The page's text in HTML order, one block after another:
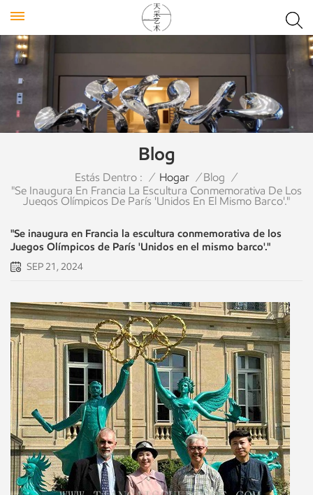
Blog
Estás Dentro : / Hogar / Blog /
"Se Inaugura En Francia La Escultura Conmemorativa De Los
Juegos Olímpicos De París 'Unidos En El Mismo Barco'."
"Se inaugura en Francia la escultura conmemorativa de los
Juegos Olímpicos de París 'Unidos en el mismo barco'."
SEP 21, 2024